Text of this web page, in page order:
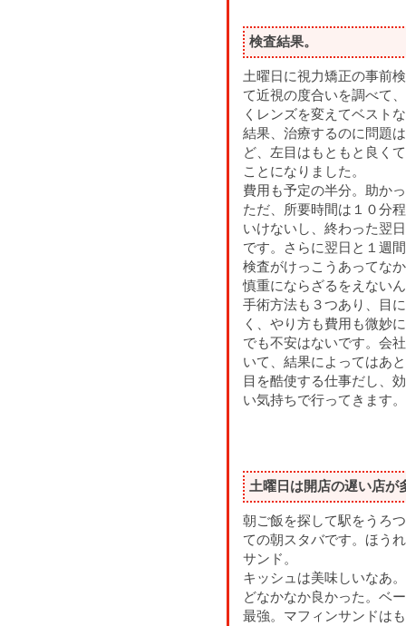
検査結果。
土曜日に視力矯正の事前
て近視の度合いを調べて
くレンズを変えてベスト
結果、治療するのに問題
ど、左目はもともと良く
ことになりました。
費用も予定の半分。助か
ただ、所要時間は１０分
いけないし、終わった翌
です。さらに翌日と１週
検査がけっこうあってな
慎重にならざるをえない
手術方法も３つあり、目
く、やり方も費用も微妙
でも不安はないです。会
いて、結果によってはあ
目を酷使する仕事だし、
い気持ちで行ってきます
土曜日は開店の遅い店が
朝ご飯を探して駅をうろ
ての朝スタバです。ほう
サンド。
キッシュは美味しいなあ
どなかなか良かった。ベ
最強。マフィンサンドは